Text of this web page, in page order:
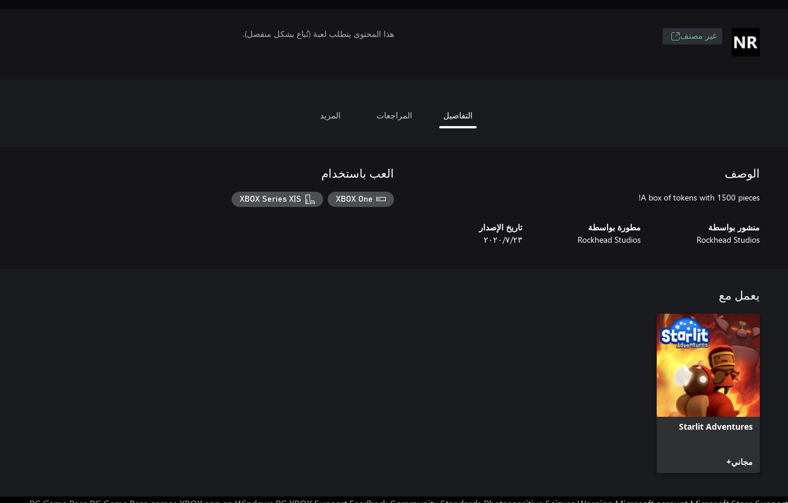
غير مصنف هذا المحتوى يتطلب لعبة (تُباع بشكل منفصل).
التفاصيل المراجعات المزيد
الوصف
A box of tokens with 1500 pieces!
منشور بواسطة
Rockhead Studios
مطورة بواسطة
Rockhead Studios
تاريخ الإصدار
٢٣‏/٧‏/٢٠٢٠
العب باستخدام
XBOX One
XBOX Series X|S
يعمل مع
Starlit Adventures
مجاني+